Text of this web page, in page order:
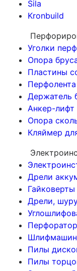
Sila
Kronbuild
Уголки
Опора
Пластины
Держатель
Анкер-лифт
Опора
Кляймер
Дрели
Дрели,
Пилы
Пилы